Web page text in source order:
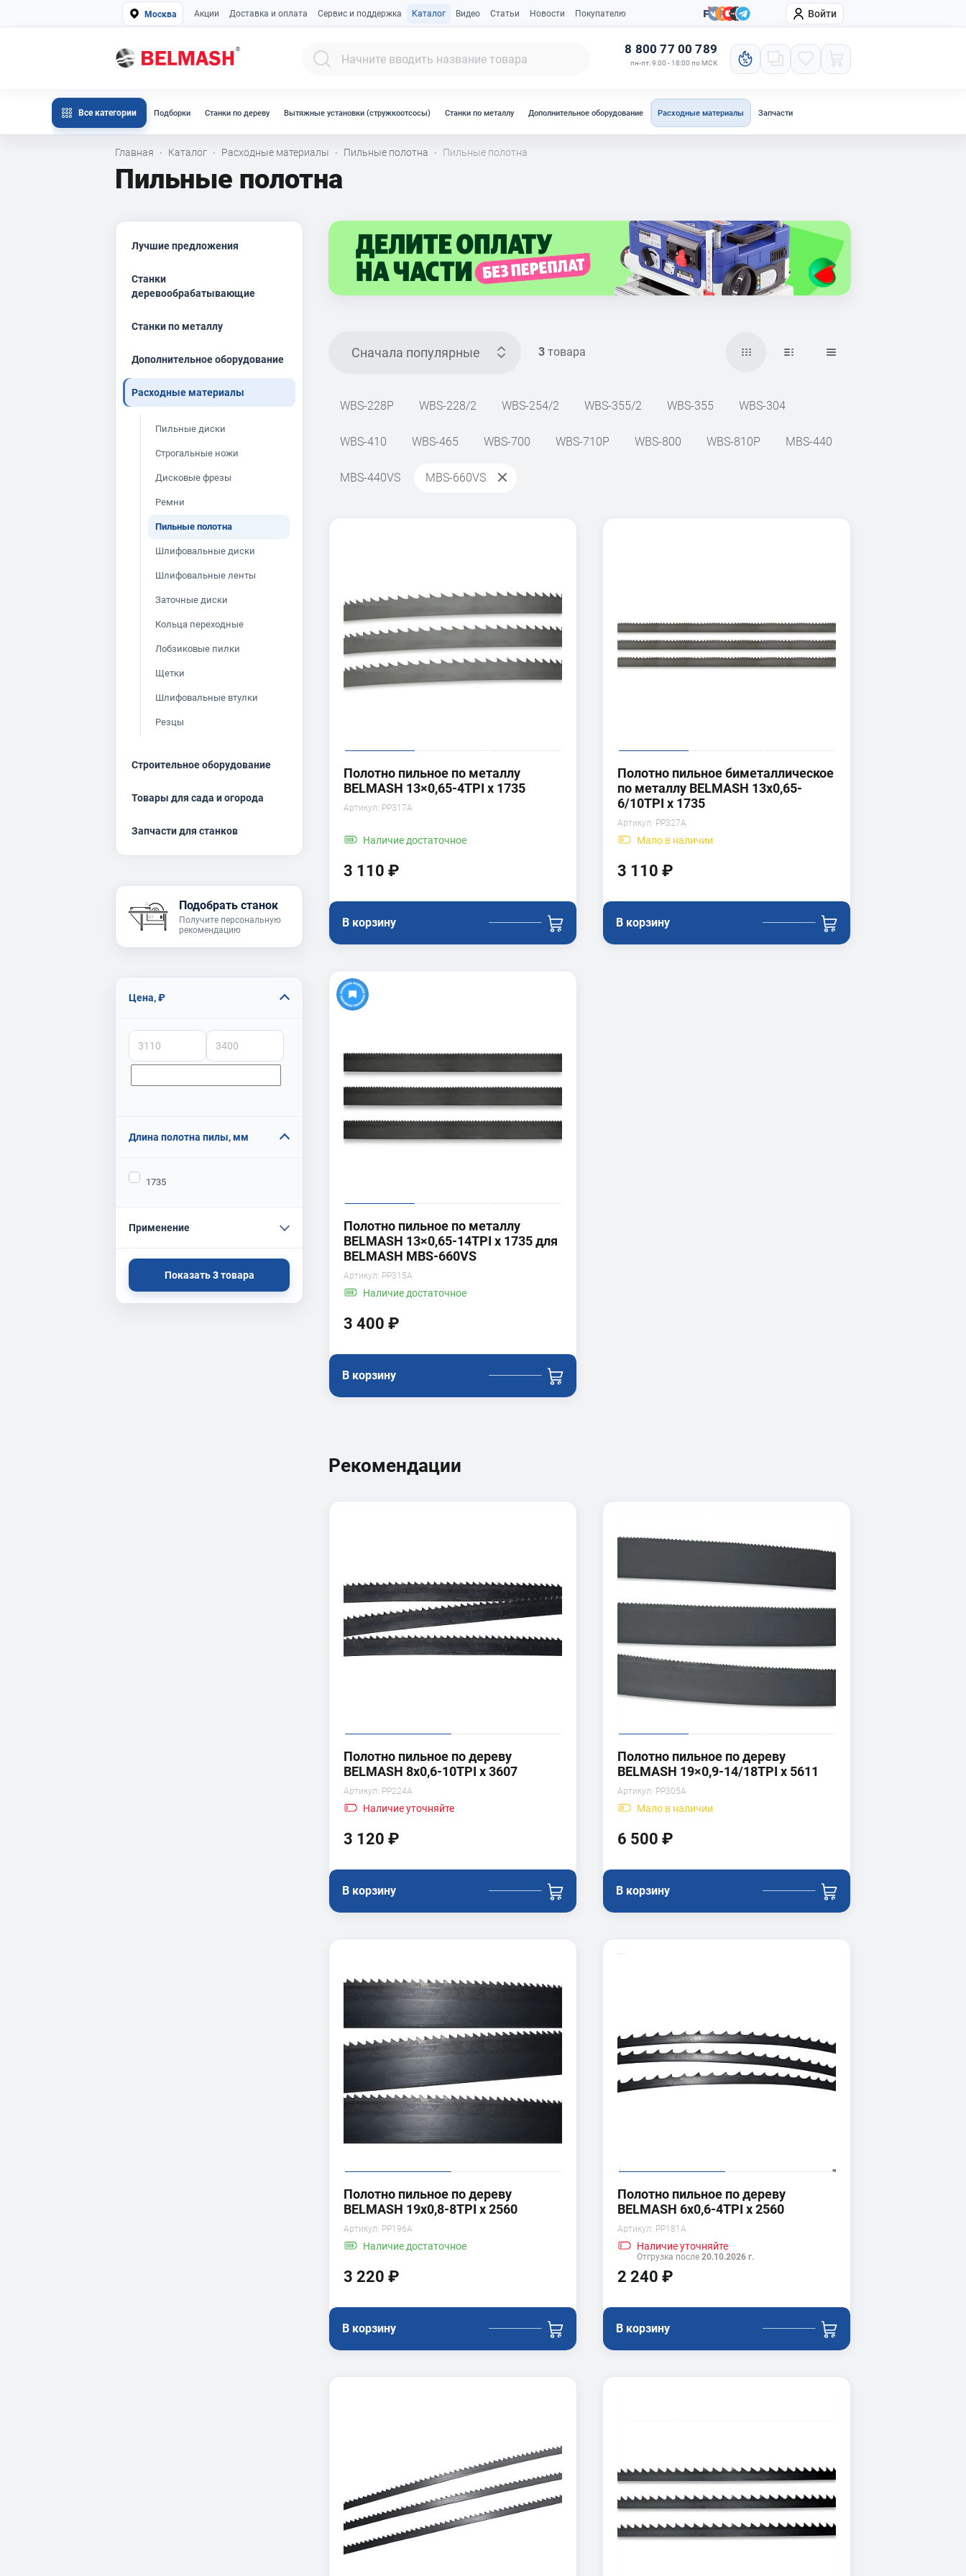
Москва Акции Доставка и оплата Сервис и поддержка Каталог Видео Статьи Новости Покупателю Компания Войти
8 800 77 00 789
пн-пт: 9:00 - 18:00 по МСК
Все категории Подборки Станки по дереву Вытяжные установки (стружкоотсосы) Станки по металлу Дополнительное оборудование Расходные материалы Запчасти
Главная · Каталог · Расходные материалы · Пильные полотна · Пильные полотна
Пильные полотна
Лучшие предложения
Станки
деревообрабатывающие
Станки по металлу
Дополнительное оборудование
Расходные материалы
Пильные диски
Строгальные ножи
Дисковые фрезы
Ремни
Пильные полотна
Шлифовальные диски
Шлифовальные ленты
Заточные диски
Кольца переходные
Лобзиковые пилки
Щетки
Шлифовальные втулки
Резцы
Строительное оборудование
Товары для сада и огорода
Запчасти для станков
Подобрать станок
Получите персональную
рекомендацию
Цена, ₽
Длина полотна пилы, мм
1735
Применение
Показать3товара
Сначала популярные 3 товара
WBS-228P WBS-228/2 WBS-254/2 WBS-355/2 WBS-355 WBS-304
WBS-410 WBS-465 WBS-700 WBS-710P WBS-800 WBS-810P MBS-440
MBS-440VS MBS-660VS
Полотно пильное по металлу
BELMASH 13×0,65-4TPI x 1735
Артикул: PP317A
Наличие достаточное
3 110 ₽
В корзину
Полотно пильное биметаллическое
по металлу BELMASH 13x0,65-
6/10TPI х 1735
Артикул: PP327A
Мало в наличии
3 110 ₽
В корзину
Полотно пильное по металлу
BELMASH 13×0,65-14TPI x 1735 для
BELMASH MBS-660VS
Артикул: PP315A
Наличие достаточное
3 400 ₽
В корзину
Рекомендации
Полотно пильное по дереву
BELMASH 8x0,6-10TPI x 3607
Артикул: PP224A
Наличиеуточняйте
3 120 ₽
В корзину
Полотно пильное по дереву
BELMASH 19×0,9-14/18TPI x 5611
Артикул: PP305A
Мало в наличии
6 500 ₽
В корзину
Полотно пильное по дереву
BELMASH 19x0,8-8TPI x 2560
Артикул: PP196A
Наличие достаточное
3 220 ₽
В корзину
Полотно пильное по дереву
BELMASH 6x0,6-4TPI x 2560
Артикул: PP181A
Наличиеуточняйте
Отгрузка после 20.10.2026 г.
2 240 ₽
В корзину